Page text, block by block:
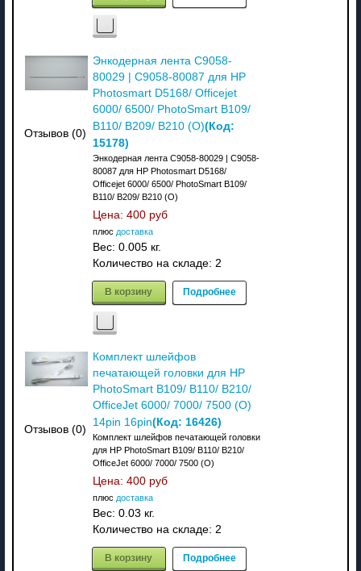
Отзывов (0)
Энкодерная лента C9058-
80029 | C9058-80087 для HP
Photosmart D5168/ Officejet
6000/ 6500/ PhotoSmart B109/
B110/ B209/ B210 (О)(Код:
15178)
Энкодерная лента C9058-80029 | C9058-
80087 для HP Photosmart D5168/
Officejet 6000/ 6500/ PhotoSmart B109/
B110/ B209/ B210 (О)
Цена: 400 руб
плюс доставка
Вес: 0.005 кг.
Количество на складе: 2
В корзину Подробнее
Отзывов (0)
Комплект шлейфов
печатающей головки для HP
PhotoSmart B109/ B110/ B210/
OfficeJet 6000/ 7000/ 7500 (О)
14pin 16pin(Код: 16426)
Комплект шлейфов печатающей головки
для HP PhotoSmart B109/ B110/ B210/
OfficeJet 6000/ 7000/ 7500 (О)
Цена: 400 руб
плюс доставка
Вес: 0.03 кг.
Количество на складе: 2
В корзину Подробнее